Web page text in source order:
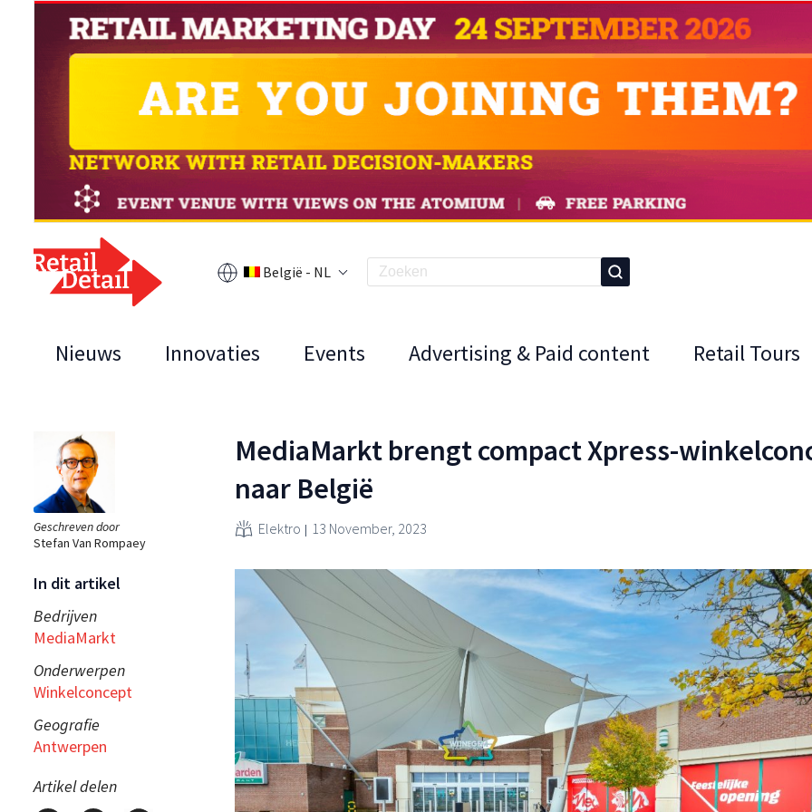
België - NL
Nieuws Innovaties Events Advertising & Paid content Retail Tours
Geschreven door
Stefan Van Rompaey
In dit artikel
Bedrijven
MediaMarkt
Onderwerpen
Winkelconcept
Geografie
Antwerpen
Artikel delen
MediaMarkt brengt compact Xpress-
naar België
Elektro 13 November, 2023